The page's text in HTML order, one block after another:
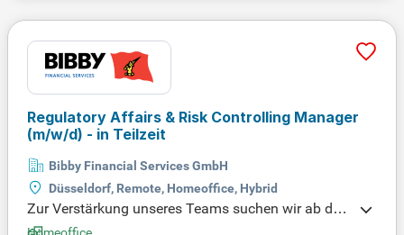
Regulatory Affairs & Risk Controlling Manager
(m/w/d) - in Teilzeit
Bibby Financial Services GmbH
Düsseldorf, Remote, Homeoffice, Hybrid
Zur Verstärkung unseres Teams suchen wir ab de
m 01.10.2026 einen Regulatory Affairs & Risk Cont